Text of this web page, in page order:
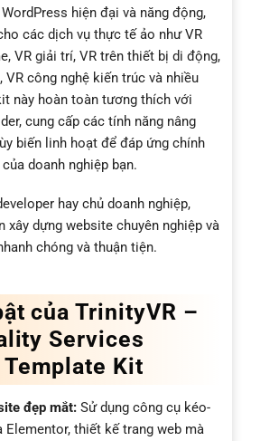
hiện đại và năng động,
các dịch vụ thực tế ảo như VR
VR giải trí, VR trên thiết bị di động,
VR công nghệ kiến trúc và nhiều
này hoàn toàn tương thích với
cung cấp các tính năng nâng
biến linh hoạt để đáp ứng chính
doanh nghiệp bạn.
hay chủ doanh nghiệp,
xây dựng website chuyên nghiệp và
chóng và thuận tiện.
của TrinityVR –
Services
Kit
đẹp mắt:Sử dụng công cụ kéo-
Elementor, thiết kế trang web mà